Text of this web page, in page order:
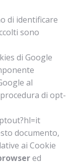
di identificare
sono
di Google
al
di opt-
documento,
ai Cookie
ed